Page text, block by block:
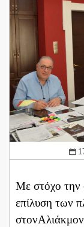
Με στόχο την
επίλυση των